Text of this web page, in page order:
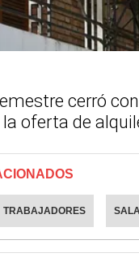
cerró
la oferta de
TRABAJADORES